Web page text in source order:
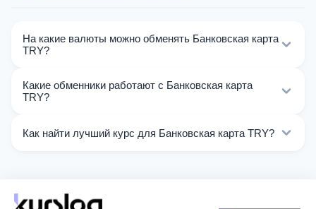
На какие валюты можно обменять Банковская карта
TRY?
Банковская карта TRY. Выберите нужное
Какие обменники работают с Банковская карта
TRY?
операции с Банковская карта TRY.
Как найти лучший курс для Банковская карта TRY?
обновляются в реальном времени.